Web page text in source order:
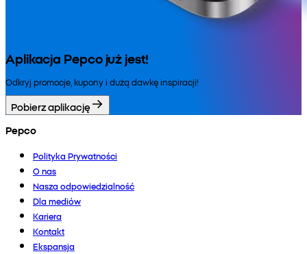
Aplikacja Pepco już jest!
Odkryj promocje, kupony i dużą dawkę inspiracji!
Pobierz aplikację
Pepco
Polityka Prywatności
O nas
Nasza odpowiedzialność
Dla mediów
Kariera
Kontakt
Ekspansja